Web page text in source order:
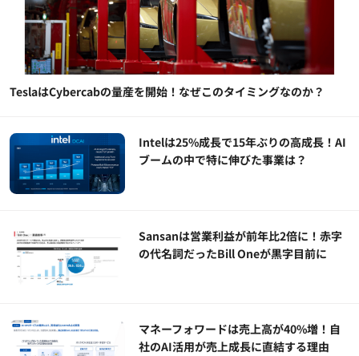
TeslaはCybercabの量産を開始！なぜこのタイミングなのか？
Intelは25%成長で15年ぶりの高成長！AI
ブームの中で特に伸びた事業は？
Sansanは営業利益が前年比2倍に！赤字
の代名詞だったBill Oneが黒字目前に
マネーフォワードは売上高が40%増！自
社のAI活用が売上成長に直結する理由